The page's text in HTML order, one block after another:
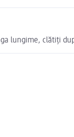
lungime, clătiți